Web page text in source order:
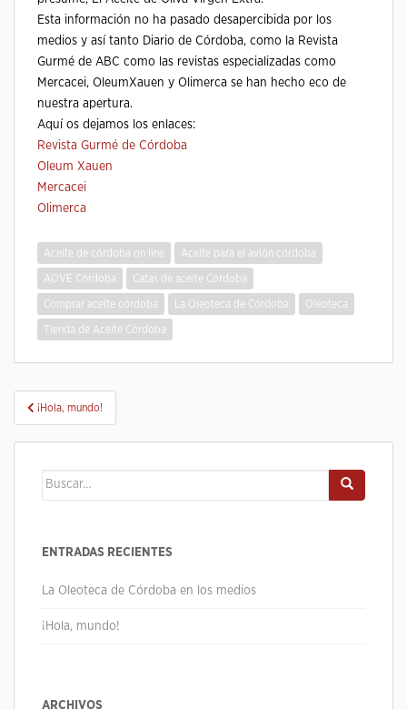
Esta información no ha pasado desapercibida por los
medios y así tanto Diario de Córdoba, como la Revista
Gurmé de ABC como las revistas especializadas como
Mercacei, OleumXauen y Olimerca se han hecho eco de
nuestra apertura.
Aquí os dejamos los enlaces:
Revista Gurmé de Córdoba
Oleum Xauen
Mercacei
Olimerca
Aceite de córdoba on line Aceite para el avión córdoba
AOVE Córdoba Catas de aceite Córdoba
Comprar aceite córdoba La Oleoteca de Córdoba Oleoteca
Tienda de Aceite Córdoba
Navegación
de
entradas
¡Hola, mundo!
Buscar:
ENTRADAS RECIENTES
La Oleoteca de Córdoba en los medios
¡Hola, mundo!
ARCHIVOS